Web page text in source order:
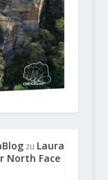
zu Laura
North Face